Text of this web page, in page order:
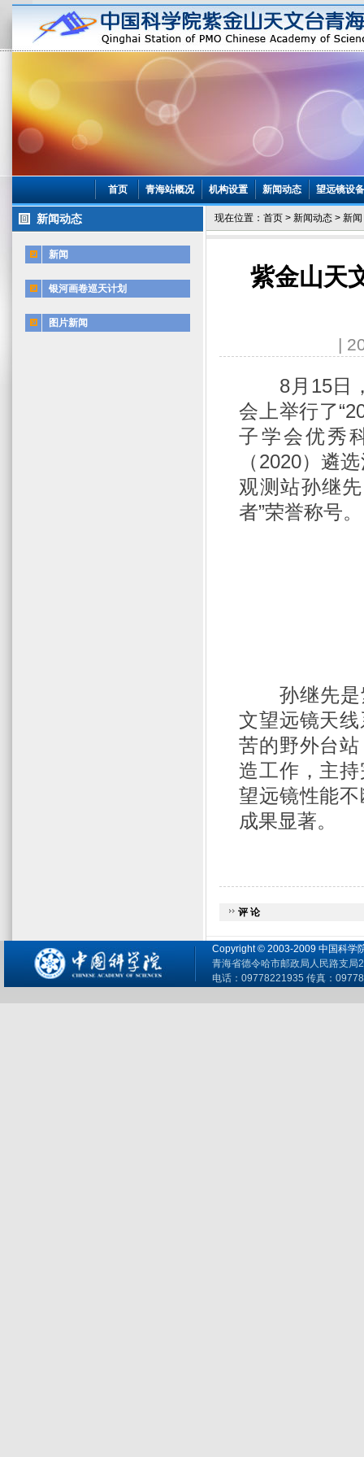
首页 青海站概况 机构设置 新闻动态 望远镜设
新闻动态
新闻
银河画卷巡天计划
图片新闻
现在位置： 首页 > 新闻动态 > 新闻
紫金山天
|
8月15日
会上举行了
子学会优秀
（2020）遴
观测站孙继
者”荣誉称号。
孙继先
文望远镜天
苦的野外台
造工作，主
望远镜性能
成果显著。
评 论
Copyright © 2003-2009 中国科学
青海省德令哈市邮政局人民路支局
电话：09778221935 传真：